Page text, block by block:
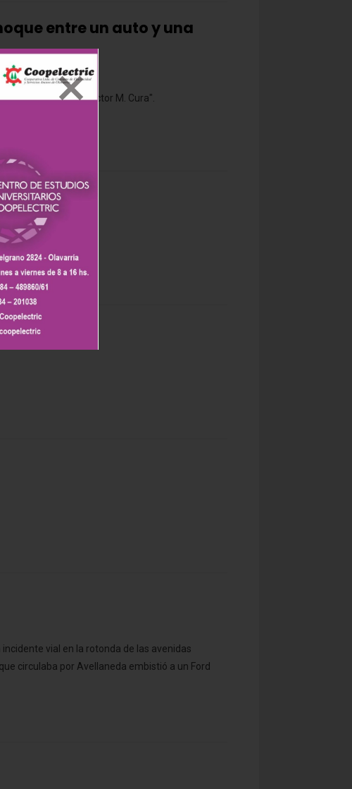
entre un auto y una
Municipal "Dr. Héctor M. Cura".
vial en la rotonda de las avenidas
circulaba por Avellaneda embistió a un Ford